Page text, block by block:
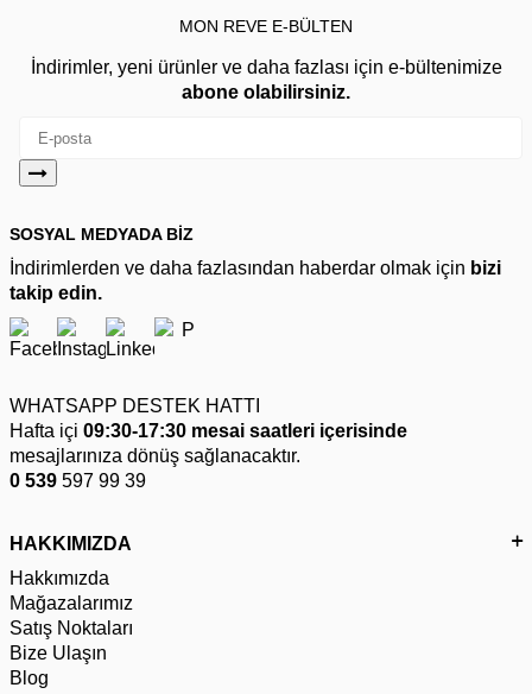
MON REVE E-BÜLTEN
İndirimler, yeni ürünler ve daha fazlası için e-bültenimize
abone olabilirsiniz.
SOSYAL MEDYADA BİZ
İndirimlerden ve daha fazlasından haberdar olmak için bizi
takip edin.
WHATSAPP DESTEK HATTI
Hafta içi 09:30-17:30 mesai saatleri içerisinde
mesajlarınıza dönüş sağlanacaktır.
0 539 597 99 39
HAKKIMIZDA
Hakkımızda
Mağazalarımız
Satış Noktaları
Bize Ulaşın
Blog